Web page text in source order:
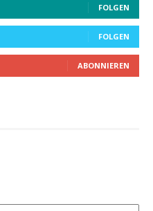
FOLGEN
FOLGEN
ABONNIEREN